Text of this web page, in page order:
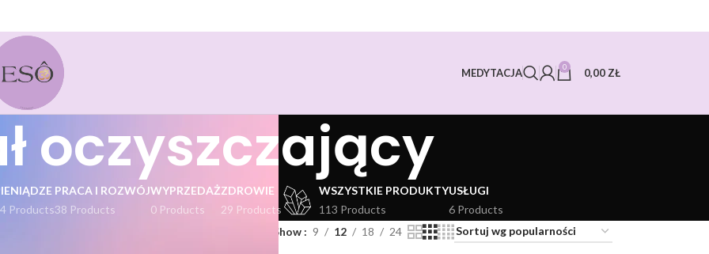
MEDYTACJA 0 0,00 ZŁ
oczyszczający
Products
PRACA I ROZWÓJ
38 Products
WYPRZEDAŻ
0 Products
ZDROWIE
29 Products
WSZYSTKIE PRODUKTY
113 Products
USŁUGI
6 Products
Show 9 12 18 24